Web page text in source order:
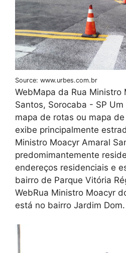
Source: www.urbes.com.br
WebMapa da Rua Ministro
Santos, Sorocaba - SP
mapa de rotas ou mapa
exibe principalmente
Ministro Moacyr Amaral
predomimantemente
endereços residenciais e
bairro de Parque Vitória
WebRua Ministro Moacyr
está no bairro Jardim Dom.